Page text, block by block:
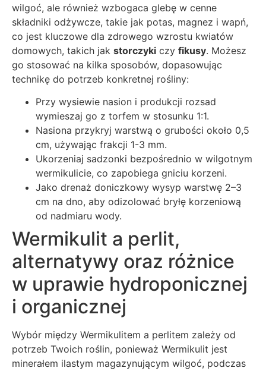
wilgoć, ale również wzbogaca glebę w cenne
składniki odżywcze, takie jak potas, magnez i wapń,
co jest kluczowe dla zdrowego wzrostu kwiatów
domowych, takich jak storczyki czy fikusy. Możesz
go stosować na kilka sposobów, dopasowując
technikę do potrzeb konkretnej rośliny:
Przy wysiewie nasion i produkcji rozsad
wymieszaj go z torfem w stosunku 1:1.
Nasiona przykryj warstwą o grubości około 0,5
cm, używając frakcji 1-3 mm.
Ukorzeniaj sadzonki bezpośrednio w wilgotnym
wermikulicie, co zapobiega gniciu korzeni.
Jako drenaż doniczkowy wysyp warstwę 2–3
cm na dno, aby odizolować bryłę korzeniową
od nadmiaru wody.
Wermikulit a perlit,
alternatywy oraz różnice
w uprawie hydroponicznej
i organicznej
Wybór między Wermikulitem a perlitem zależy od
potrzeb Twoich roślin, ponieważ Wermikulit jest
minerałem ilastym magazynującym wilgoć, podczas